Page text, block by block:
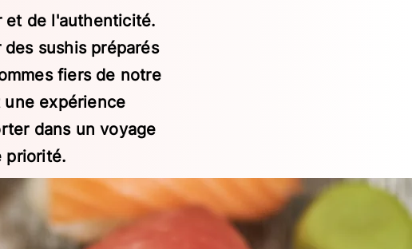
et de l'authenticité.
sushis préparés
fiers de notre
expérience
dans un voyage
priorité.